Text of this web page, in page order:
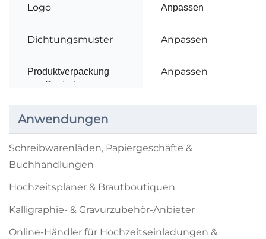
Logo Anpassen
Dichtungsmuster Anpassen
Produktverpackung
aus Papierbox
Anpassen
Anwendungen
Schreibwarenläden, Papiergeschäfte &
Buchhandlungen
Hochzeitsplaner & Brautboutiquen
Kalligraphie- & Gravurzubehör-Anbieter
Online-Händler für Hochzeitseinladungen &